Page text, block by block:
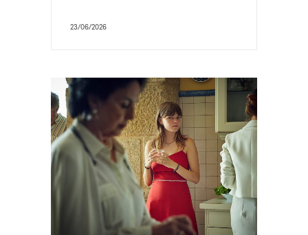
23/06/2026